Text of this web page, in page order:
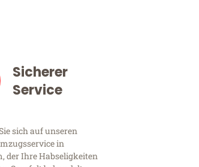
Sicherer
Service
sich auf unseren
in
der Ihre Habseligkeiten